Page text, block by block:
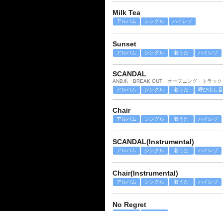
Milk Tea
アルバム シングル ハイレゾ
Sunset
アルバム シングル 着うた ハイレゾ
SCANDAL
ANB系「BREAK OUT」オープニング・トラック
アルバム
シングル 着うた 呼び出し音
Chair
アルバム シングル 着うた ハイレゾ
SCANDAL(Instrumental)
アルバム シングル 着うた ハイレゾ
Chair(Instrumental)
アルバム シングル 着うた ハイレゾ
No Regret